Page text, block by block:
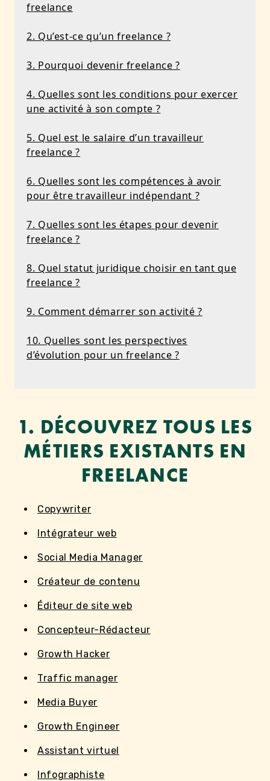
freelance
2. Qu’est-ce qu’un freelance ?
3. Pourquoi devenir freelance ?
4. Quelles sont les conditions pour exercer
une activité à son compte ?
5. Quel est le salaire d’un travailleur
freelance ?
6. Quelles sont les compétences à avoir
pour être travailleur indépendant ?
7. Quelles sont les étapes pour devenir
freelance ?
8. Quel statut juridique choisir en tant que
freelance ?
9. Comment démarrer son activité ?
10. Quelles sont les perspectives
d’évolution pour un freelance ?
1. DÉCOUVREZ TOUS LES
MÉTIERS EXISTANTS EN
FREELANCE
Copywriter
Intégrateur web
Social Media Manager
Créateur de contenu
Éditeur de site web
Concepteur-Rédacteur
Growth Hacker
Traffic manager
Media Buyer
Growth Engineer
Assistant virtuel
Infographiste